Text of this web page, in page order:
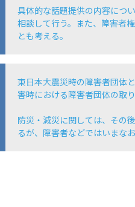
具体的な話題提供の内容につ
相談して行う。また、障害者
とも考える。
東日本大震災時の障害者団体
害時における障害者団体の取
防災・減災に関しては、その
るが、障害者などではいまな